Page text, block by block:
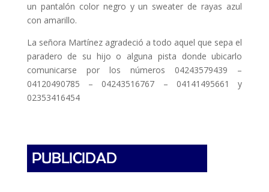
un pantalón color negro y un sweater de rayas azul
con amarillo.
La señora Martínez agradeció a todo aquel que sepa el
paradero de su hijo o alguna pista donde ubicarlo
comunicarse por los números 04243579439 –
04120490785 – 04243516767 – 04141495661 y
02353416454